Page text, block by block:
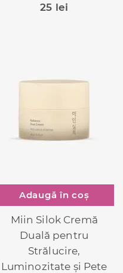
25 lei
Adaugă în coș
Miin Silok Cremă
Duală pentru
Strălucire,
Luminozitate și Pete